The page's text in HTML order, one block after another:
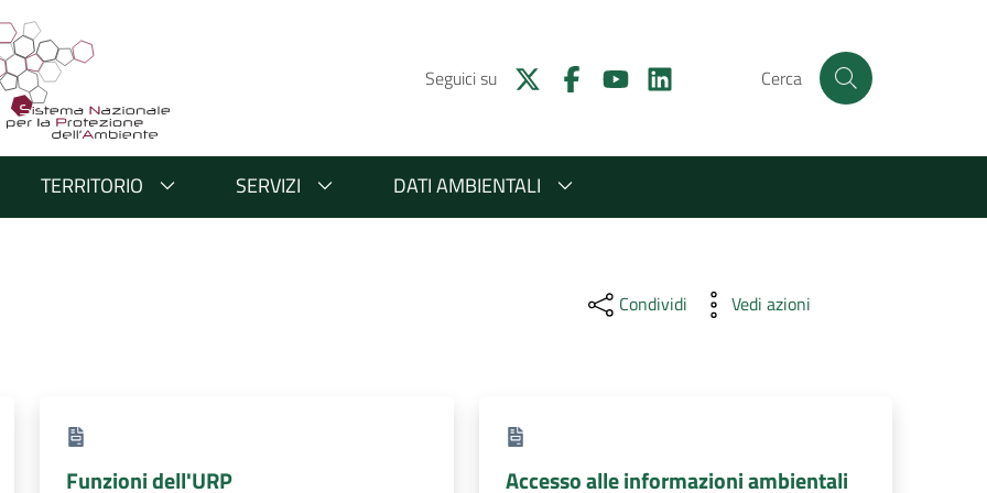
Seguici su Cerca
TERRITORIO SERVIZI
DATI AMBIENTALI
Condividi Vedi azioni
Funzioni dell'URP Accesso alle informazioni ambientali